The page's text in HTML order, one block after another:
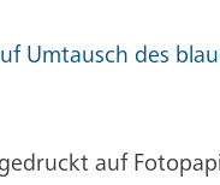
Umtausch des
auf